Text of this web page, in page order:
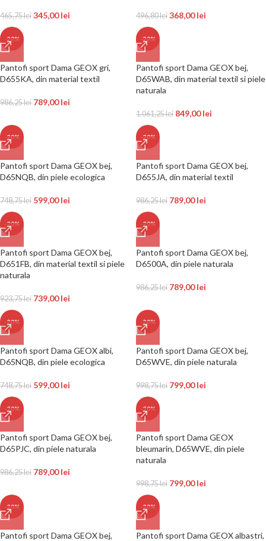
465,75lei 345,00lei 496,80lei 368,00lei
-20%
Pantofi sport Dama GEOX gri,
D655KA, din material textil
986,25lei 789,00lei
-20%
Pantofi sport Dama GEOX bej,
D65WAB, din material textil si piele
naturala
1.061,25lei 849,00lei
-20%
Pantofi sport Dama GEOX bej,
D65NQB, din piele ecologica
748,75lei 599,00lei
-20%
Pantofi sport Dama GEOX bej,
D655JA, din material textil
986,25lei 789,00lei
-20%
Pantofi sport Dama GEOX bej,
D651FB, din material textil si piele
naturala
923,75lei 739,00lei
-20%
Pantofi sport Dama GEOX bej,
D6500A, din piele naturala
986,25lei 789,00lei
-20%
Pantofi sport Dama GEOX albi,
D65NQB, din piele ecologica
748,75lei 599,00lei
-20%
Pantofi sport Dama GEOX bej,
D65WVE, din piele naturala
998,75lei 799,00lei
-20%
Pantofi sport Dama GEOX bej,
D65PJC, din piele naturala
986,25lei 789,00lei
-20%
Pantofi sport Dama GEOX
bleumarin, D65WVE, din piele
naturala
998,75lei 799,00lei
-20%
Pantofi sport Dama GEOX bej,
-20%
Pantofi sport Dama GEOX albastri,